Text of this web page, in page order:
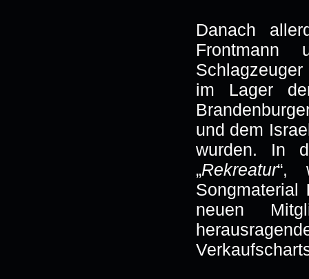
Danach
im Lager
und dem
wurden. In
„Rekreatur“,
Songmaterial
neuen